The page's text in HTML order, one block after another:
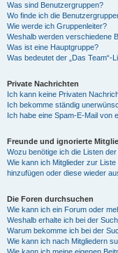
Was sind Benutzergruppen?
Wo finde ich die
Wie werde ich Gruppenleiter?
Weshalb werden verschiedene
Was ist eine Hauptgruppe?
Was bedeutet der „Das Team“-
Private Nachrichten
Ich kann keine Privaten
Ich bekomme ständig
Ich habe eine Spam-E-Mail von
Freunde und ignorierte
Wozu benötige ich die Listen
Wie kann ich Mitglieder zur
hinzufügen oder diese wieder
Die Foren durchsuchen
Wie kann ich ein Forum oder
Weshalb erhalte ich bei der
Warum bekomme ich bei der
Wie kann ich nach Mitgliedern